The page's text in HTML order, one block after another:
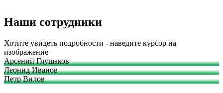
Наши сотрудники
Хотите увидеть подробности - наведите курсор на
изображение
Арсений Глушаков
Леонид Иванов
Петр Вилов